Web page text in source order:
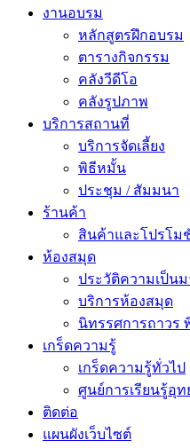
งานอบรม
หลักสูตรฝึกอบรม
ตารางกิจกรรม
คลังวีดีโอ
คลังรูปภาพ
บริการสถานที่
บริการจัดเลี้ยง
พิธีหมั้น
ประชุม / สัมมนา
ร้านค้า
สินค้าและโปรโม
ห้องสมุด
ประวัติความเป็นม
บริการห้องสมุด
นิทรรศการถาวร
เกร็ดความรู้
เกร็ดความรู้ทั่วไป
ศูนย์การเรียนรู้อุ
ติดต่อ
แผนผังเว็บไซต์